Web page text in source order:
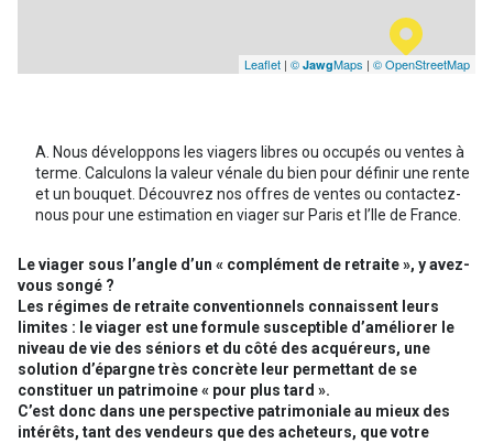
Leaflet | © JawgMaps | © OpenStreetMap
Nous développons les viagers libres ou occupés ou ventes à
terme. Calculons la valeur vénale du bien pour définir une rente
et un bouquet. Découvrez nos offres de ventes ou contactez-
nous pour une estimation en viager sur Paris et l’Ile de France.
Le viager sous l’angle d’un « complément de retraite », y avez-
vous songé ?
Les régimes de retraite conventionnels connaissent leurs
limites : le viager est une formule susceptible d’améliorer le
niveau de vie des séniors et du côté des acquéreurs, une
solution d’épargne très concrète leur permettant de se
constituer un patrimoine « pour plus tard ».
C’est donc dans une perspective patrimoniale au mieux des
intérêts, tant des vendeurs que des acheteurs, que votre